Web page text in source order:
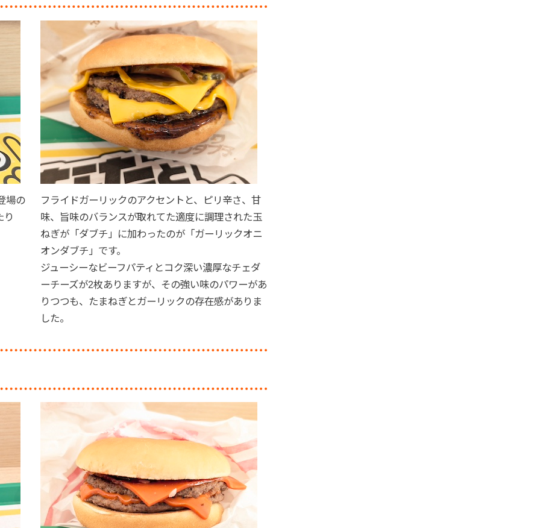
場の
り
フライドガーリックのアクセントと、ピリ辛さ、甘
味、旨味のバランスが取れてた適度に調理された玉
ねぎが「ダブチ」に加わったのが「ガーリックオニ
オンダブチ」です。
ジューシーなビーフパティとコク深い濃厚なチェダ
ーチーズが2枚ありますが、その強い味のパワーがあ
りつつも、たまねぎとガーリックの存在感がありま
した。